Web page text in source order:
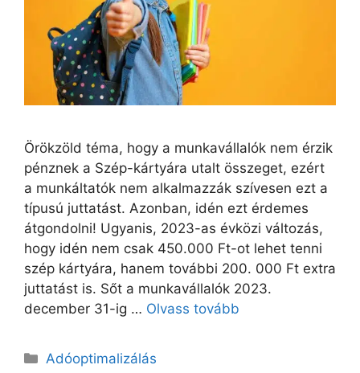
Örökzöld téma, hogy a munkavállalók nem érzik
pénznek a Szép-kártyára utalt összeget, ezért
a munkáltatók nem alkalmazzák szívesen ezt a
típusú juttatást. Azonban, idén ezt érdemes
átgondolni! Ugyanis, 2023-as évközi változás,
hogy idén nem csak 450.000 Ft-ot lehet tenni
szép kártyára, hanem további 200. 000 Ft extra
juttatást is. Sőt a munkavállalók 2023.
december 31-ig … Olvass tovább
Adóoptimalizálás